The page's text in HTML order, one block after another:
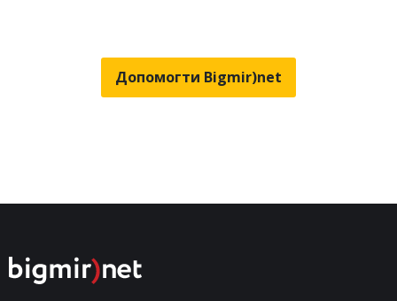
Допомогти Bigmir)net